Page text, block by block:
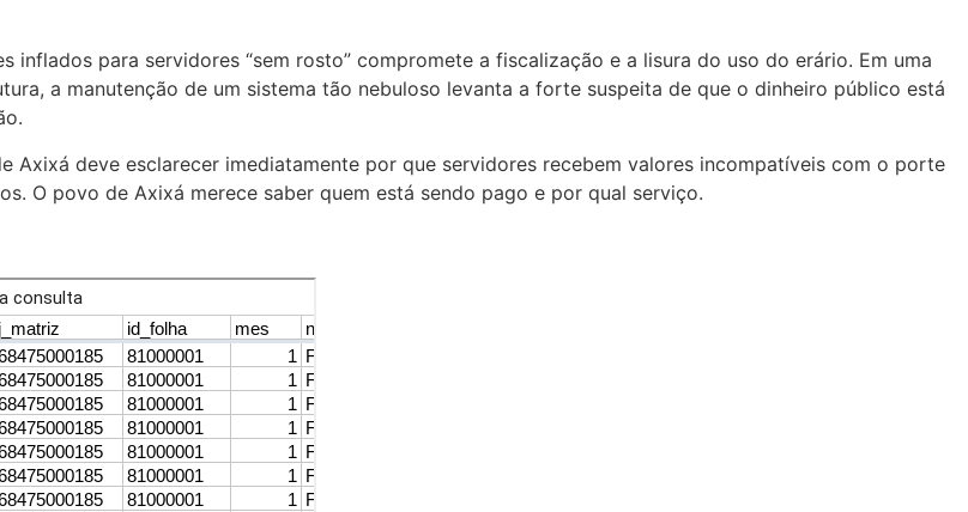
para servidores “sem rosto” compromete a fiscalização e a lisura do uso do erário. Em uma
a manutenção de um sistema tão nebuloso levanta a forte suspeita de que o dinheiro público está
Axixá deve esclarecer imediatamente por que servidores recebem valores incompatíveis com o porte
O povo de Axixá merece saber quem está sendo pago e por qual serviço.